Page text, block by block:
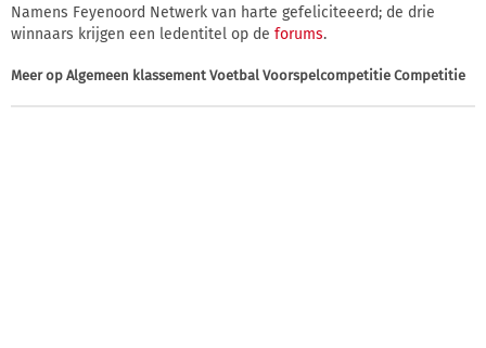
Namens Feyenoord Netwerk van harte gefeliciteeerd; de drie
winnaars krijgen een ledentitel op de forums.
Meer op Algemeen klassement Voetbal Voorspelcompetitie Competitie